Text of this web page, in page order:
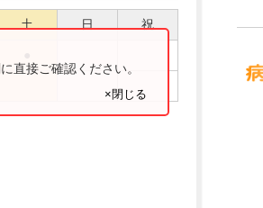
土 日 祝
直接ご確認ください。
×閉じる